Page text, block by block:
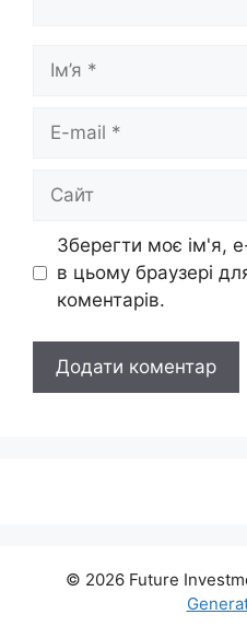
mail
Зберегти моє ім'я,
в цьому браузері
коментарів.
© 2026 Future